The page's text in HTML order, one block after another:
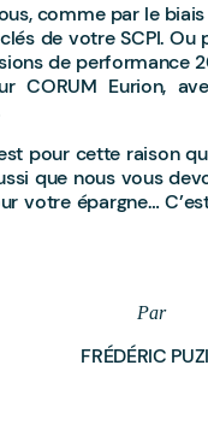
comme par le
de votre SCPI.
de performance
CORUM Eurion,
pour cette raison
que nous vous
votre épargne…
Par
FRÉDÉRIC